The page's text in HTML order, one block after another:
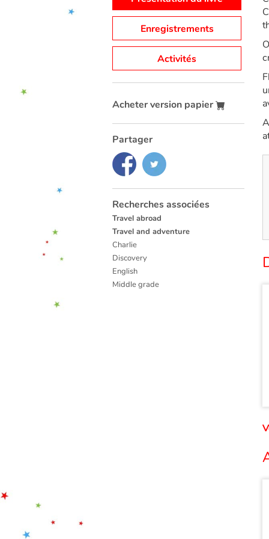
Enregistrements
Activités
Acheter version papier
Partager
Recherches associées
Travel abroad
Travel and adventure
Charlie
Discovery
English
Middle grade